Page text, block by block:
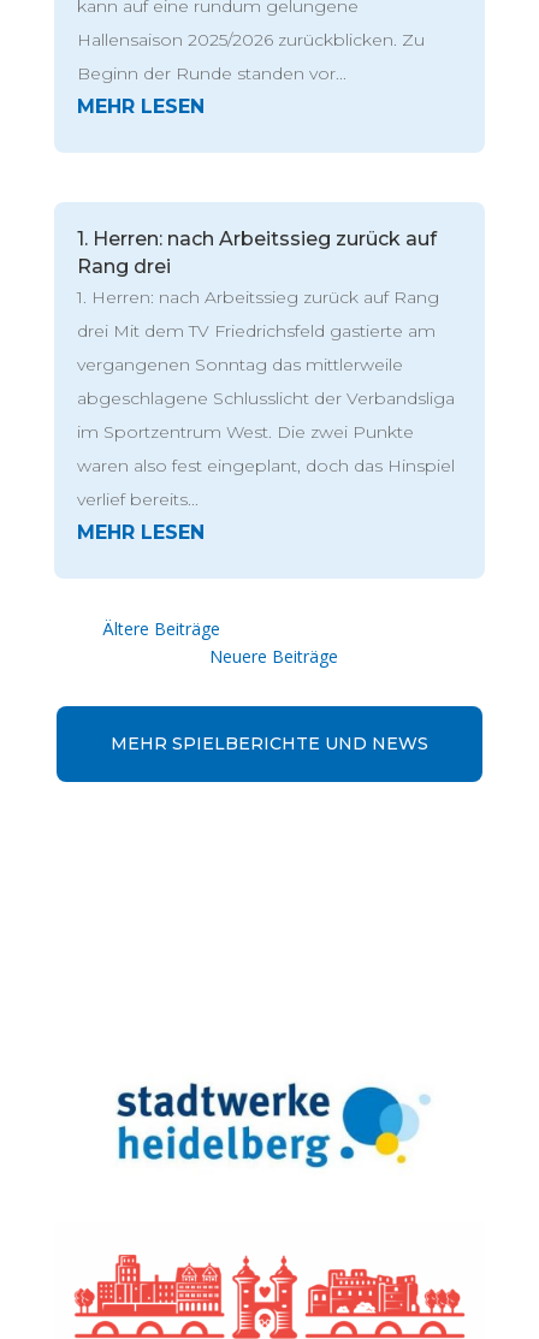
kann auf eine rundum gelungene
Hallensaison 2025/2026 zurückblicken. Zu
Beginn der Runde standen vor...
1. Herren: nach Arbeitssieg zurück auf
Rang drei
1. Herren: nach Arbeitssieg zurück auf Rang
drei Mit dem TV Friedrichsfeld gastierte am
vergangenen Sonntag das mittlerweile
abgeschlagene Schlusslicht der Verbandsliga
im Sportzentrum West. Die zwei Punkte
waren also fest eingeplant, doch das Hinspiel
verlief bereits...
MEHR SPIELBERICHTE UND NEWS